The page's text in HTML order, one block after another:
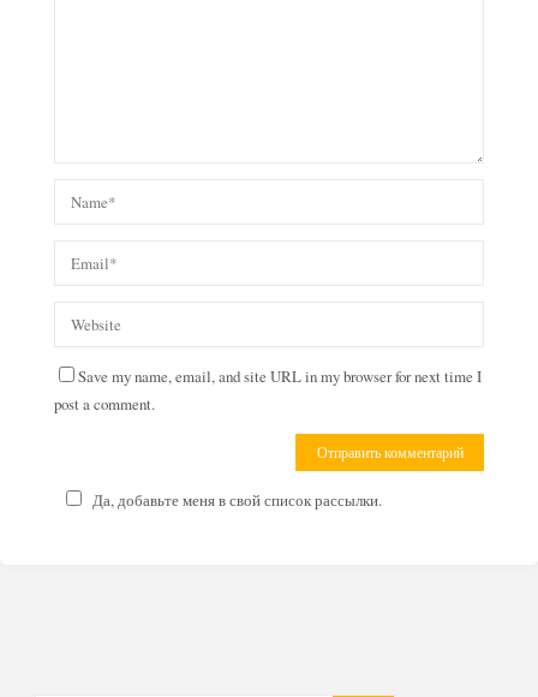
Save my name, email, and site URL in my browser for next time I
post a comment.
Да, добавьте меня в свой список рассылки.